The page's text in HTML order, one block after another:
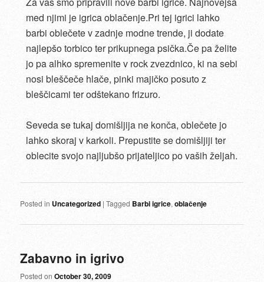
med njimi je igrica oblačenje.Pri tej igrici lahko
barbi oblečete v zadnje modne trende, ji dodate
najlepšo torbico ter prikupnega psička.Če pa želite
jo pa alhko spremenite v rock zvezdnico, ki na sebi
nosi bleščeče hlače, pinki majičko posuto z
bleščicami ter odštekano frizuro.
Seveda se tukaj domišljija ne konča, oblečete jo
lahko skoraj v karkoli. Prepustite se domišljiji ter
oblecite svojo najljubšo prijateljico po vaših željah.
Posted in Uncategorized |Tagged Barbi igrice,oblačenje
Zabavno in igrivo
Posted onOctober 30, 2009